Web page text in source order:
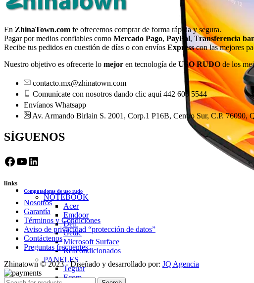
Computadoras de uso rudo
NOTEBOOK
Acer
Emdoor
Dell
Getac
Microsoft Surface
Reacondicionados
PANELES
Teguar
Ecom
En ZhinaTown.com te ofrecemos comprar de forma rápida y segura.
Pagar por medios confiables como Mercado Pago, PayPal, Transferencia
Recibe tus pedidos en cuestión de días o con envíos Expresscon las mejores
Nuestro objetivo es ofrecerte lo mejor en tecnología de USO RUDO de los
contacto.mx@zhinatown.com
Comunícate con nosotros dando clic aquí 442 608 5544
Envíanos Whatsapp
Av. Armando Birlain S. 2001, Corp.1 P16B, Centro Sur, C.P. 76090,
SÍGUENOS
Facebook
YouTube
LinkedIn
links
Nosotros
Garantía
Términos y Condiciones
Aviso de privacidad “protección de datos”
Contáctenos
Preguntas frecuentes
Zhinatown © 2023 - Diseñado y desarrollado por: JQ Agencia